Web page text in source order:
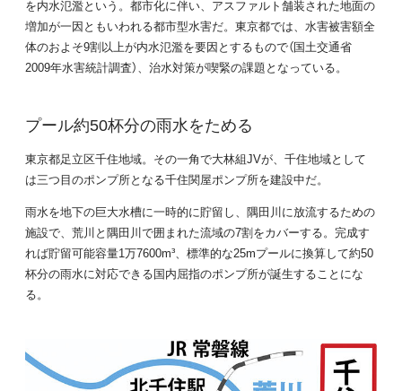
を内水氾濫という。都市化に伴い、アスファルト舗装された地面の
増加が一因ともいわれる都市型水害だ。東京都では、水害被害額全
体のおよそ9割以上が内水氾濫を要因とするもので（国土交通省
2009年水害統計調査）、治水対策が喫緊の課題となっている。
プール約50杯分の雨水をためる
東京都足立区千住地域。その一角で大林組JVが、千住地域として
は三つ目のポンプ所となる千住関屋ポンプ所を建設中だ。
雨水を地下の巨大水槽に一時的に貯留し、隅田川に放流するための
施設で、荒川と隅田川で囲まれた流域の7割をカバーする。完成す
れば貯留可能容量1万7600m³、標準的な25mプールに換算して約50
杯分の雨水に対応できる国内屈指のポンプ所が誕生することにな
る。